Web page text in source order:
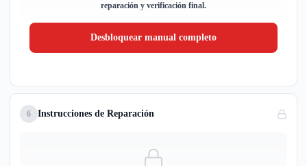
reparación y verificación final.
Desbloquear manual completo
6 Instrucciones de Reparación